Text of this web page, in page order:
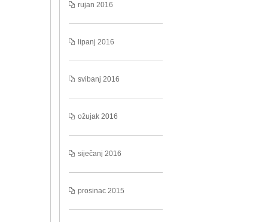
rujan 2016
lipanj 2016
svibanj 2016
ožujak 2016
siječanj 2016
prosinac 2015